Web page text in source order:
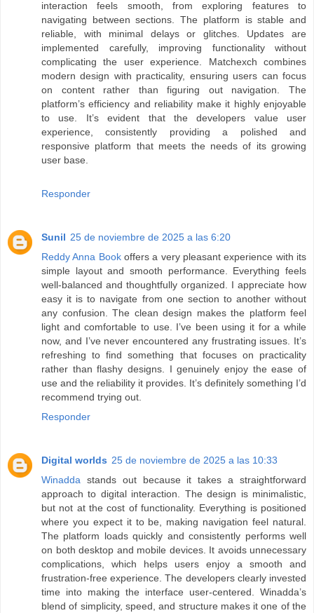
interaction feels smooth, from exploring features to
navigating between sections. The platform is stable and
reliable, with minimal delays or glitches. Updates are
implemented carefully, improving functionality without
complicating the user experience. Matchexch combines
modern design with practicality, ensuring users can focus
on content rather than figuring out navigation. The
platform’s efficiency and reliability make it highly enjoyable
to use. It’s evident that the developers value user
experience, consistently providing a polished and
responsive platform that meets the needs of its growing
user base.
Responder
Sunil 25 de noviembre de 2025 a las 6:20
Reddy Anna Bookoffers a very pleasant experience with its
simple layout and smooth performance. Everything feels
well-balanced and thoughtfully organized. I appreciate how
easy it is to navigate from one section to another without
any confusion. The clean design makes the platform feel
light and comfortable to use. I’ve been using it for a while
now, and I’ve never encountered any frustrating issues. It’s
refreshing to find something that focuses on practicality
rather than flashy designs. I genuinely enjoy the ease of
use and the reliability it provides. It’s definitely something I’d
recommend trying out.
Responder
Digital worlds 25 de noviembre de 2025 a las 10:33
Winadda stands out because it takes a straightforward
approach to digital interaction. The design is minimalistic,
but not at the cost of functionality. Everything is positioned
where you expect it to be, making navigation feel natural.
The platform loads quickly and consistently performs well
on both desktop and mobile devices. It avoids unnecessary
complications, which helps users enjoy a smooth and
frustration-free experience. The developers clearly invested
time into making the interface user-centered. Winadda’s
blend of simplicity, speed, and structure makes it one of the